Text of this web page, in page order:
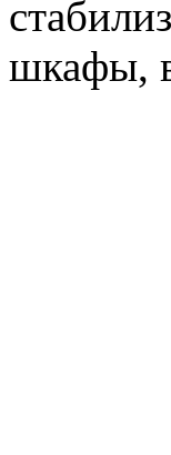
шкафы,